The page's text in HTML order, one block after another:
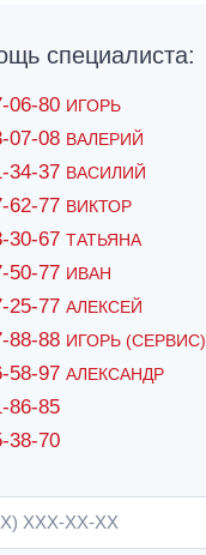
специалиста:
06-80 ИГОРЬ
07-08 ВАЛЕРИЙ
34-37 ВАСИЛИЙ
62-77 ВИКТОР
30-67 ТАТЬЯНА
50-77 ИВАН
25-77 АЛЕКСЕЙ
88-88 ИГОРЬ (СЕРВИС)
58-97 АЛЕКСАНДР
86-85
38-70